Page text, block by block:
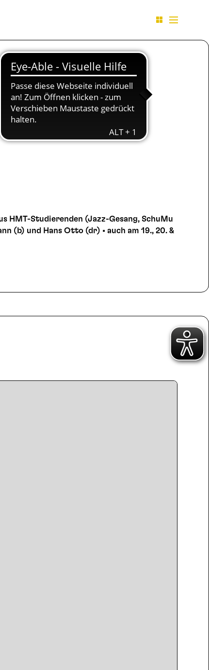
HMT-Studierenden (Jazz-Gesang, SchuMu
(b) und Hans Otto (dr) • auch am 19., 20. &